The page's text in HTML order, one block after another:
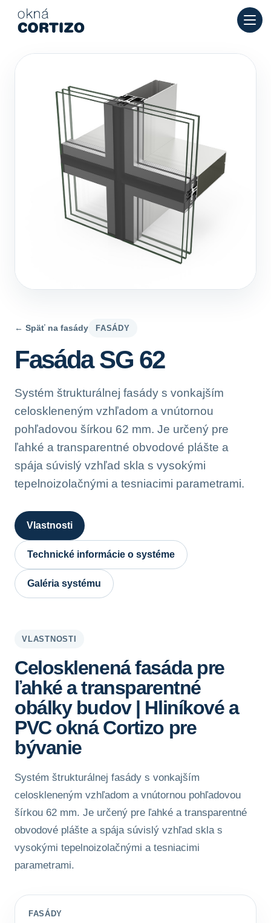
Okná Cortizo je špecializovaná sieť pre hliníkové a PVC okná
Produkty
Sieť predajní
← Späť na fasády FASÁDY
Fasáda SG 62
Systém štrukturálnej fasády s vonkajším
celoskleneným vzhľadom a vnútornou
pohľadovou šírkou 62 mm. Je určený pre
ľahké a transparentné obvodové plášte a
spája súvislý vzhľad skla s vysokými
tepelnoizolačnými a tesniacimi parametrami.
Vlastnosti
Technické informácie o systéme
Galéria systému
VLASTNOSTI
Celosklenená fasáda pre
ľahké a transparentné
obálky budov | Hliníkové a
PVC okná Cortizo pre
bývanie
Systém štrukturálnej fasády s vonkajším
celoskleneným vzhľadom a vnútornou pohľadovou
šírkou 62 mm. Je určený pre ľahké a transparentné
obvodové plášte a spája súvislý vzhľad skla s
vysokými tepelnoizolačnými a tesniacimi
parametrami.
FASÁDY